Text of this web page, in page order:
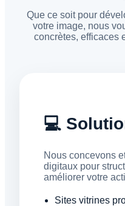
Que ce soit pour
votre image, nous
concrètes, efficaces
💻
Nous concevons
digitaux pour
améliorer votre
Sites vitrines